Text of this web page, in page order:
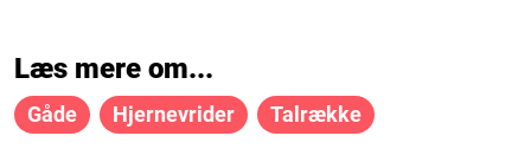
Læs mere om...
Gåde Hjernevrider Talrække